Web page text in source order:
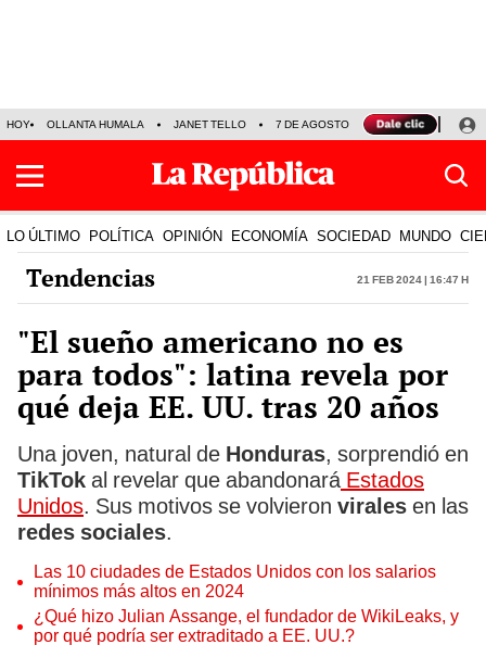
HOY OLLANTA HUMALA JANET TELLO 7 DE AGOSTO TINKA RESULTADOS
LO ÚLTIMO POLÍTICA OPINIÓN ECONOMÍA SOCIEDAD MUNDO
Tendencias 21 Feb 2024 | 16:47 h
"El sueño americano no es
para todos": latina revela por
qué deja EE. UU. tras 20 años
Una joven, natural de Honduras, sorprendió en
TikTok al revelar que abandonará Estados
Unidos. Sus motivos se volvieron virales en las
redes sociales.
Las 10 ciudades de Estados Unidos con los salarios
mínimos más altos en 2024
¿Qué hizo Julian Assange, el fundador de WikiLeaks, y
por qué podría ser extraditado a EE. UU.?